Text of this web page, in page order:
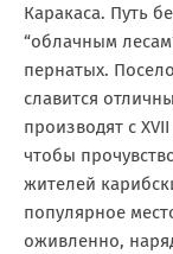
Каракаса. Путь
“облачным
пернатых.
славится
производят с
чтобы
жителей
популярное
оживленно,